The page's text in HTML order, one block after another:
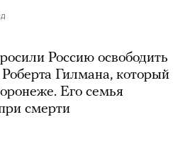
Россию освободить
Гилмана, который
Его семья
смерти